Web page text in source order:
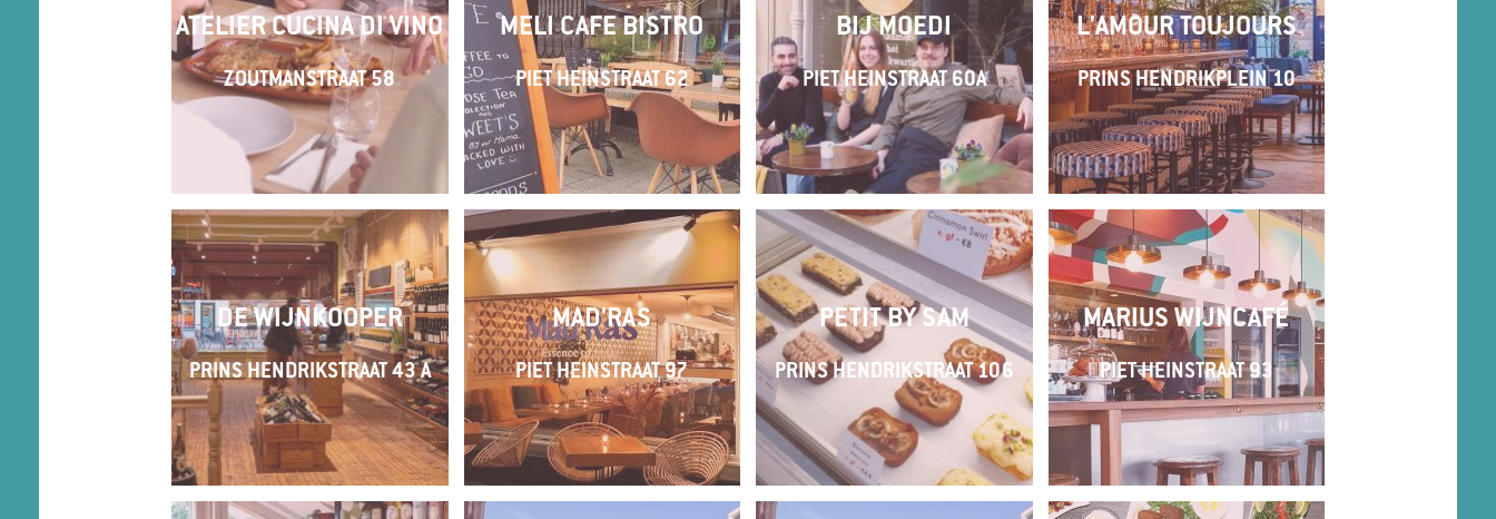
ATELIER CUCINA DI VINO
ZOUTMANSTRAAT 58
MELI CAFE BISTRO
PIET HEINSTRAAT 62
BIJ MOEDI
PIET HEINSTRAAT 60A
L'AMOUR TOUJOURS
PRINS HENDRIKPLEIN 10
DE WIJNKOOPER
PRINS HENDRIKSTRAAT 43 A
MAD'RAS
PIET HEINSTRAAT 97
PETIT BY SAM
PRINS HENDRIKSTRAAT 106
MARIUS WIJNCAFÉ
PIET HEINSTRAAT 93